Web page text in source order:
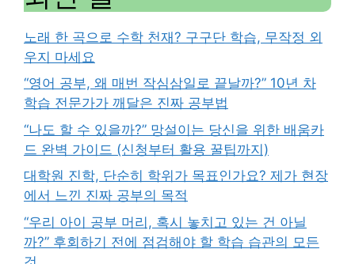
노래 한 곡으로 수학 천재? 구구단 학습, 무작정 외
우지 마세요
“영어 공부, 왜 매번 작심삼일로 끝날까?” 10년 차
학습 전문가가 깨달은 진짜 공부법
“나도 할 수 있을까?” 망설이는 당신을 위한 배움카
드 완벽 가이드 (신청부터 활용 꿀팁까지)
대학원 진학, 단순히 학위가 목표인가요? 제가 현장
에서 느낀 진짜 공부의 목적
“우리 아이 공부 머리, 혹시 놓치고 있는 건 아닐
까?” 후회하기 전에 점검해야 할 학습 습관의 모든